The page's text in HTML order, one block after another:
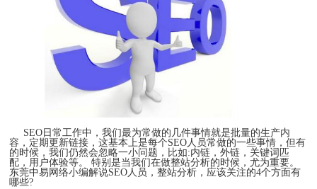
SEO日常工作中，我们最为常做的几件事情就是批量的生产内
容，定期更新链接，这基本上是每个SEO人员常做的一些事情，但有
的时候，我们仍然会忽略一小问题，比如:内链，外链，关键词匹
配，用户体验等。 特别是当我们在做整站分析的时候，尤为重要。
东莞中易网络小编解说SEO人员，整站分析，应该关注的4个方面有
哪些?